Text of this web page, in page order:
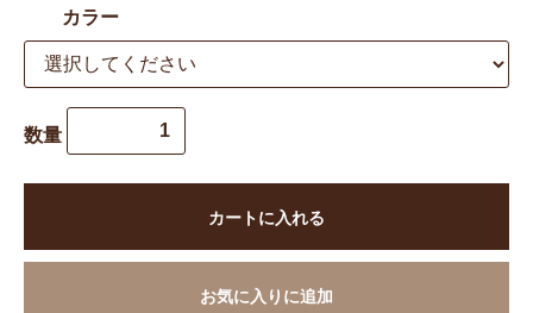
カラー
数量
カートに入れる
お気に入りに追加